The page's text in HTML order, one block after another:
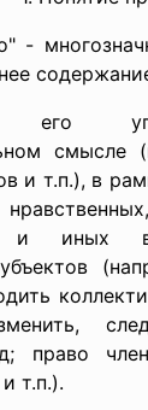
-
его
смысле
и т.п.), в
и иных
право
т.п.).